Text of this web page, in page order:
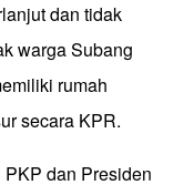
dan tidak
warga Subang
rumah
secara KPR.
dan Presiden